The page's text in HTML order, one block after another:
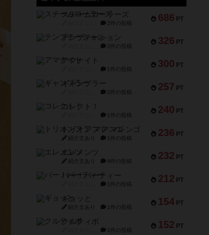
686 PT
スチームローラーズ
2件の投稿
326 PT
テンプテーション
2件の投稿
300 PT
アマナイト
1件の投稿
257 PT
ギャンブラー
2件の投稿
240 PT
コレクト！
1件の投稿
236 PT
トリオンフ ア マレンゴ
紹介文あり 1件の投稿
232 PT
エレメンツ
紹介文あり 4件の投稿
212 PT
バー！パーティー
1件の投稿
154 PT
ギョッと
紹介文あり 1件の投稿
152 PT
クルティボ
1件の投稿